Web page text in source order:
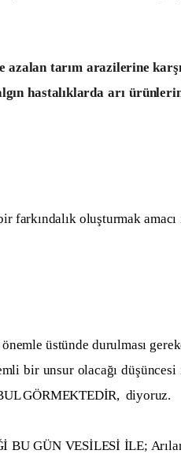
azalan tarım arazilerine
hastalıklarda arı
oluşturmak amacı
üstünde durulması
bir unsur olacağı düşüncesi
GÖRMEKTEDİR, diyoruz.
GÜN VESİLESİ İLE;